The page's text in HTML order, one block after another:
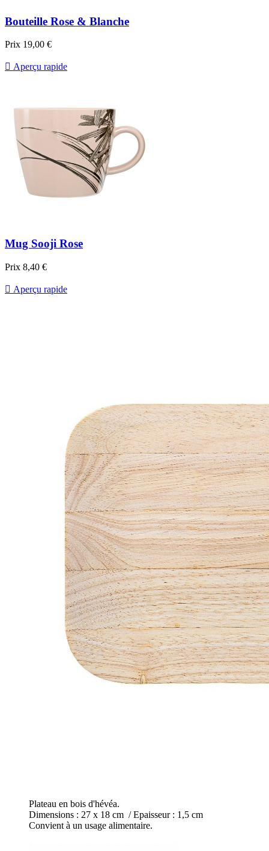
Bouteille Rose & Blanche
Prix 19,00 €
 Aperçu rapide
Mug Sooji Rose
Prix 8,40 €
 Aperçu rapide
Plateau en bois d'hévéa.
Dimensions : 27 x 18 cm / Epaisseur : 1,5 cm
Convient à un usage alimentaire.